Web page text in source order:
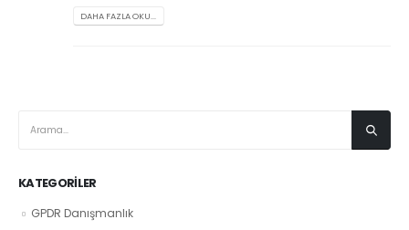
DAHA FAZLA OKU...
KATEGORILER
GPDR Danışmanlık